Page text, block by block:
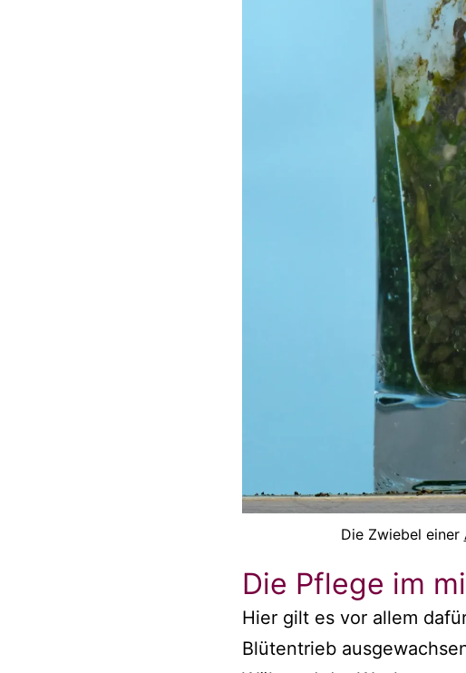
Die Zwiebel einer
Die Pflege im
Hier gilt es vor allem
Blütentrieb